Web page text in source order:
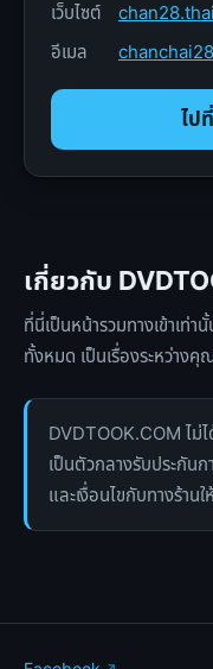
เว็บไซต์
อีเมล
ไป
เกี่ยวกับ
ที่นี่เป็นหน้ารวมทางเข้าเท่า
ทั้งหมด เป็นเรื่องระหว่าง
DVDTOOK.COM ไม่ไ
เป็นตัวกลางรับประกัน
และเงื่อนไขกับทางร้าน